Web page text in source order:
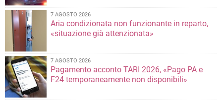
7 AGOSTO 2026
Aria condizionata non funzionante in reparto,
«situazione già attenzionata»
7 AGOSTO 2026
Pagamento acconto TARI 2026, «Pago PA e
F24 temporaneamente non disponibili»